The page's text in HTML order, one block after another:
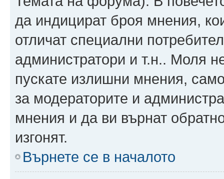
да индицират броя мнения,
отличат специални
администратори и т.н.. Моля
пускате излишни мнения,
за модераторите и
мнения и да ви върнат
изгонят.
Върнете се в началото